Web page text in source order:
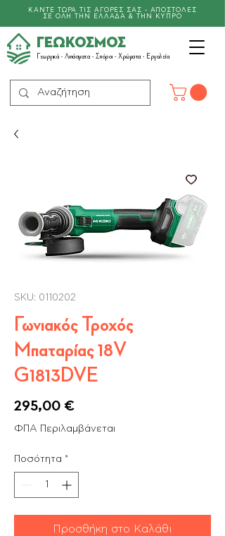
ΚΑΝΤΕ ΤΩΡΑ ΤΙΣ ΑΓΟΡΕΣ ΣΑΣ - ΑΠΟΣΤΟΛΕΣ
ΣΕ ΟΛΗ ΤΗΝ ΕΛΛΑΔΑ & ΤΗΝ ΚΥΠΡΟ
ΓΕΩΚΟΣΜΟΣ
Γεωργικά - Λιπάσματα - Σπόροι - Χρώματα - Εργαλεία
SKU: 0110202
Γωνιακός Τροχός
Μπαταρίας 18V
G1813DVE
295,00 €Τιμή
ΦΠΑ Περιλαμβάνεται
Ποσότητα *
Προσθήκη στο Καλάθι